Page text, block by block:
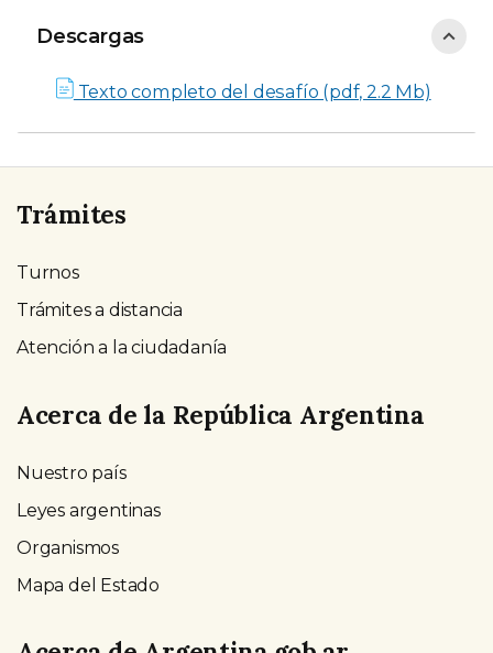
Descargas
Descargas
Texto completo del desafío (pdf, 2.2 Mb)
Trámites
Turnos
Trámites a distancia
Atención a la ciudadanía
Acerca de la República Argentina
Nuestro país
Leyes argentinas
Organismos
Mapa del Estado